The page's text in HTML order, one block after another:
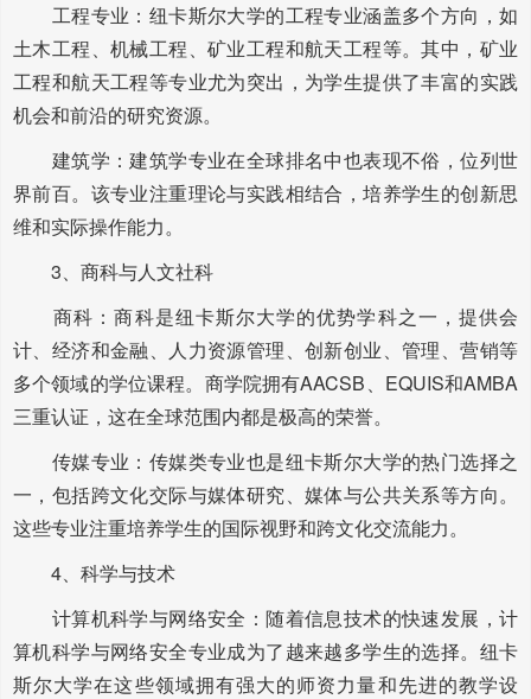
工程专业：纽卡斯尔大学的工程专业涵盖多个方向，如
土木工程、机械工程、矿业工程和航天工程等。其中，矿业
工程和航天工程等专业尤为突出，为学生提供了丰富的实践
机会和前沿的研究资源。
建筑学：建筑学专业在全球排名中也表现不俗，位列世
界前百。该专业注重理论与实践相结合，培养学生的创新思
维和实际操作能力。
3、商科与人文社科
商科：商科是纽卡斯尔大学的优势学科之一，提供会
计、经济和金融、人力资源管理、创新创业、管理、营销等
多个领域的学位课程。商学院拥有AACSB、EQUIS和AMBA
三重认证，这在全球范围内都是极高的荣誉。
传媒专业：传媒类专业也是纽卡斯尔大学的热门选择之
一，包括跨文化交际与媒体研究、媒体与公共关系等方向。
这些专业注重培养学生的国际视野和跨文化交流能力。
4、科学与技术
计算机科学与网络安全：随着信息技术的快速发展，计
算机科学与网络安全专业成为了越来越多学生的选择。纽卡
斯尔大学在这些领域拥有强大的师资力量和先进的教学设